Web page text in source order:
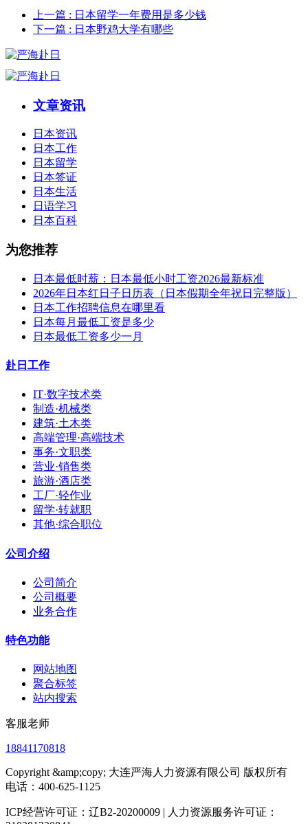
上一篇 : 日本留学一年费用是多少钱
下一篇 : 日本野鸡大学有哪些
文章资讯
日本资讯
日本工作
日本留学
日本签证
日本生活
日语学习
日本百科
为您推荐
日本最低时薪：日本最低小时工资2026最新标准
2026年日本红日子日历表（日本假期全年祝日完整版）
日本工作招聘信息在哪里看
日本每月最低工资是多少
日本最低工资多少一月
赴日工作
IT·数字技术类
制造·机械类
建筑·土木类
高端管理·高端技术
事务·文职类
营业·销售类
旅游·酒店类
工厂·轻作业
留学·转就职
其他·综合职位
公司介绍
公司简介
公司概要
业务合作
特色功能
网站地图
聚合标签
站内搜索
客服老师
18841170818
Copyright &amp;copy; 大连严海人力资源有限公司 版权所有
电话：400-625-1125
ICP经营许可证：辽B2-20200009 | 人力资源服务许可证：